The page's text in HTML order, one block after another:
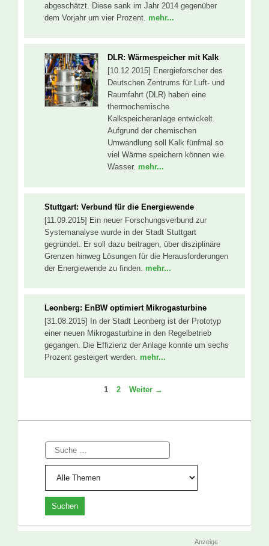
abgeschätzt. Diese sank im Jahr 2014 gegenüber
dem Vorjahr um vier Prozent. mehr...
DLR: Wärmespeicher mit Kalk
[10.12.2015] Energieforscher des
Deutschen Zentrums für Luft- und
Raumfahrt (DLR) haben eine
thermochemische
Kalkspeicheranlage entwickelt.
Aufgrund der chemischen
Umwandlung soll Kalk fünfmal so
viel Wärme speichern können wie
Wasser. mehr...
Stuttgart: Verbund für die Energiewende
[11.09.2015] Ein neuer Forschungsverbund zur
Systemanalyse wurde in der Stadt Stuttgart
gegründet. Er soll dazu beitragen, über disziplinäre
Grenzen hinweg Lösungen für die Herausforderungen
der Energiewende zu finden. mehr...
Leonberg: EnBW optimiert Mikrogasturbine
[31.08.2015] In der Stadt Leonberg ist der Prototyp
einer neuen Mikrogasturbine in den Regelbetrieb
gegangen. Die Effizienz der Anlage konnte um sechs
Prozent gesteigert werden. mehr...
Seite
1 Seite
2 Weiter →
Suche
Anzeige